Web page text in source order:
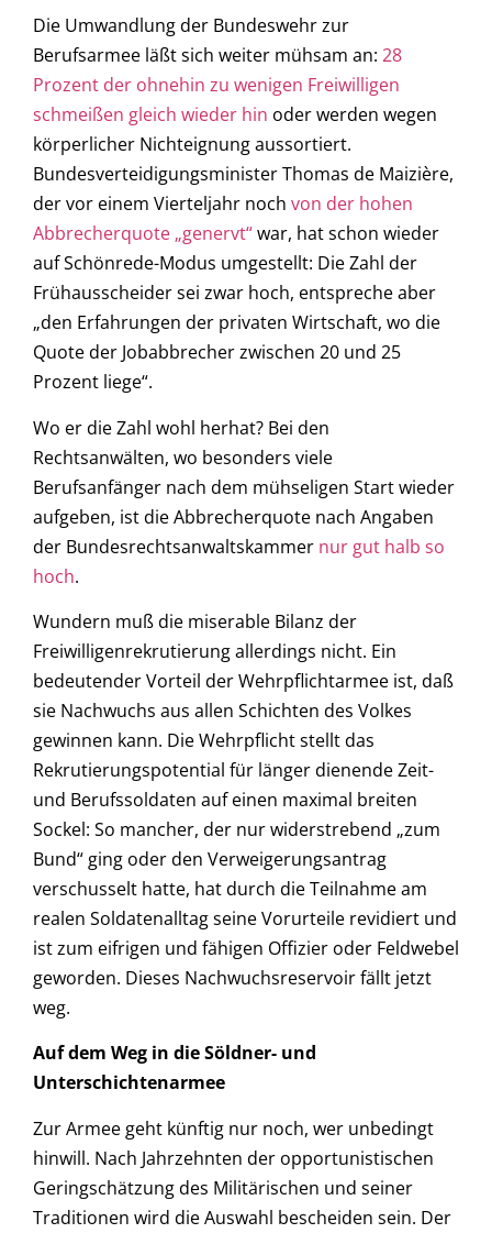
Die Umwandlung der Bundeswehr zur
Berufsarmee läßt sich weiter mühsam an: 28
Prozent der ohnehin zu wenigen Freiwilligen
schmeißen gleich wieder hin oder werden wegen
körperlicher Nichteignung aussortiert.
Bundesverteidigungsminister Thomas de Maizière,
der vor einem Vierteljahr noch von der hohen
Abbrecherquote „genervt“war, hat schon wieder
auf Schönrede-Modus umgestellt: Die Zahl der
Frühausscheider sei zwar hoch, entspreche aber
„den Erfahrungen der privaten Wirtschaft, wo die
Quote der Jobabbrecher zwischen 20 und 25
Prozent liege“.
Wo er die Zahl wohl herhat? Bei den
Rechtsanwälten, wo besonders viele
Berufsanfänger nach dem mühseligen Start wieder
aufgeben, ist die Abbrecherquote nach Angaben
der Bundesrechtsanwaltskammer nur gut halb so
hoch.
Wundern muß die miserable Bilanz der
Freiwilligenrekrutierung allerdings nicht. Ein
bedeutender Vorteil der Wehrpflichtarmee ist, daß
sie Nachwuchs aus allen Schichten des Volkes
gewinnen kann. Die Wehrpflicht stellt das
Rekrutierungspotential für länger dienende Zeit-
und Berufssoldaten auf einen maximal breiten
Sockel: So mancher, der nur widerstrebend „zum
Bund“ ging oder den Verweigerungsantrag
verschusselt hatte, hat durch die Teilnahme am
realen Soldatenalltag seine Vorurteile revidiert und
ist zum eifrigen und fähigen Offizier oder Feldwebel
geworden. Dieses Nachwuchsreservoir fällt jetzt
weg.
Auf dem Weg in die Söldner- und
Unterschichtenarmee
Zur Armee geht künftig nur noch, wer unbedingt
hinwill. Nach Jahrzehnten der opportunistischen
Geringschätzung des Militärischen und seiner
Traditionen wird die Auswahl bescheiden sein. Der